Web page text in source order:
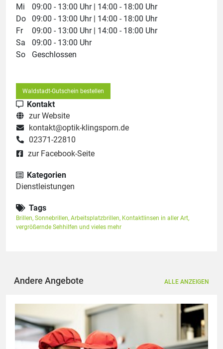
Mi
09:00 - 13:00 Uhr | 14:00 - 18:00 Uhr
Do
09:00 - 13:00 Uhr | 14:00 - 18:00 Uhr
Fr
09:00 - 13:00 Uhr | 14:00 - 18:00 Uhr
Sa
09:00 - 13:00 Uhr
So
Geschlossen
Waldstadt-Gutschein bestellen
Kontakt
zur Website
kontakt@optik-klingsporn.de
02371-22810
zur Facebook-Seite
Kategorien
Dienstleistungen
Tags
Brillen, Sonnebrillen, Arbeitsplatzbrillen, Kontaktlinsen in aller Art,
vergrößernde Sehhilfen und vieles mehr
Andere Angebote ALLE ANZEIGEN